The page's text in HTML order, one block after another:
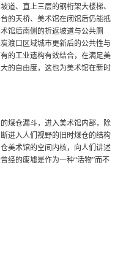
道、直上三层的钢桁架大楼梯、
的天桥、美术馆在闭馆后仍能抵
馆后南侧的折返坡道与公共厕
渡口区域城市更新后的公共性与
的工业遗构有效结合，在满足美
的自由度，这也为美术馆在新时
煤仓漏斗，进入美术馆内部，除
进入人们视野的旧时煤仓的结构
美术馆的空间内核，向人们讲述
经的废墟是作为一种“活物”而不